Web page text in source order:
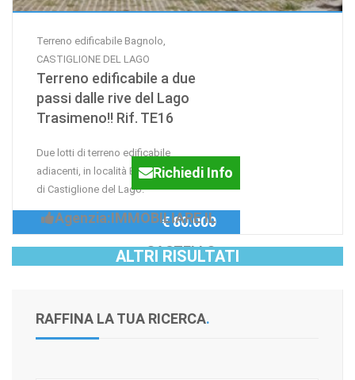
Terreno edificabile Bagnolo,
CASTIGLIONE DEL LAGO
Terreno edificabile a due
passi dalle rive del Lago
Trasimeno!! Rif. TE16
Due lotti di terreno edificabile
adiacenti, in località Bagnolo, alle porte
di Castiglione del Lago.
Richiedi Info
Agenzia:IMMOBILIARE IL
CASTELLO
€ 80.000
ALTRI RISULTATI
RAFFINA LA TUA RICERCA.